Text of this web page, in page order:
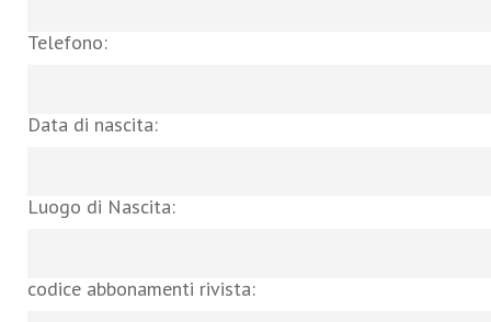
Telefono:
Data di nascita:
Luogo di Nascita:
codice abbonamenti rivista: